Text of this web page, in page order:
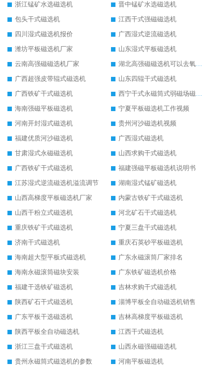
浙江锰矿水选磁选机
晋中锰矿水选磁选机
包头干式磁选机
江西干式强磁磁选机
四川湿式磁选机报价
广西湿式逆流磁选机
潍坊平板磁选机厂家
山东湿式平板磁选机
云南高强磁磁选机厂家
湖北高强磁磁选机可以去氧化铝
广西超强皮带辊式磁选机
山东四辊干式磁选机
广西铁矿干式磁选机
西宁干式永磁筒式弱磁场磁选机结构图
海南强磁平板磁选机
宁夏平板磁选机工作视频
河南开封湿式磁选机
贵州河沙磁选机视频
福建优质河沙磁选机
广西湿式磁选机
甘肃湿式永磁磁选机
山西求购干式磁选机
广西铁矿干式磁选机
福建强磁平板磁选机说明书
江苏湿式逆流磁选机溢流调节
湖南湿式锰矿磁选机
山西高梯度平板磁选机厂家
内蒙古铁矿干式磁选机
山西干粉立式磁选机
河北矿石干式磁选机
重庆铁矿干式磁选机
宁夏三盘干式磁选机
济南干式磁选机
重庆石英砂平板磁选机
海南超大型平板式磁选机
广东永磁滚筒厂家排名
海南永磁滚筒磁块安装
广东铁矿磁选机价格
福建干选铁矿磁选机
吉林求购干式磁选机
陕西矿石干式磁选机
淄博平板全自动磁选机销售
广东平板干选磁选机
吉林高梯度平板磁选机
陕西平板全自动磁选机
江西干式磁选机
浙江三盘干式磁选机
山西永磁强磁磁选机
贵州永磁筒式磁选机的参数
河南平板磁选机